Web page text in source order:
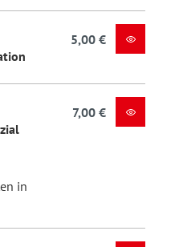
5,00 €
in
7,00 €